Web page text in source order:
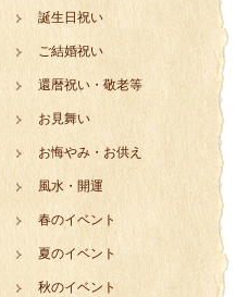
誕生日祝い
ご結婚祝い
還暦祝い・敬老等
お見舞い
お悔やみ・お供え
風水・開運
春のイベント
夏のイベント
秋のイベント